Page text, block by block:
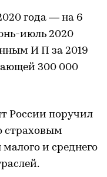
года — на 6
июль 2020
И П за 2019
300 000
России поручил
страховым
и среднего